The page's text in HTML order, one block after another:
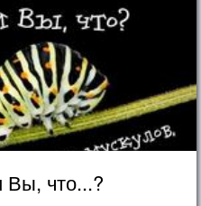
Вы, что...?